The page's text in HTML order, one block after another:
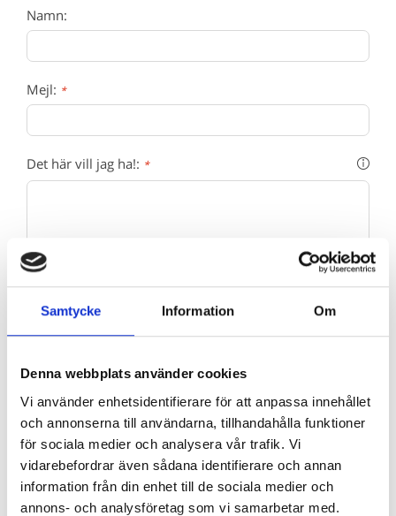
Samtycke Information Om
Denna webbplats använder cookies
Vi använder enhetsidentifierare för att anpassa innehållet
och annonserna till användarna, tillhandahålla funktioner
för sociala medier och analysera vår trafik. Vi
vidarebefordrar även sådana identifierare och annan
information från din enhet till de sociala medier och
annons- och analysföretag som vi samarbetar med.
Namn:
Mejl: *
Det här vill jag ha!: *